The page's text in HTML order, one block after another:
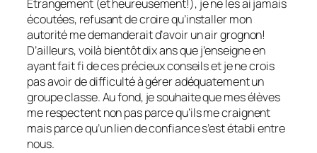
Étrangement (et heureusement!), je ne les ai jamais
écoutées, refusant de croire qu’installer mon
autorité me demanderait d’avoir un air grognon!
D’ailleurs, voilà bientôt dix ans que j’enseigne en
ayant fait fi de ces précieux conseils et je ne crois
pas avoir de difficulté à gérer adéquatement un
groupe classe. Au fond, je souhaite que mes élèves
me respectent non pas parce qu’ils me craignent
mais parce qu’un lien de confiance s’est établi entre
nous.